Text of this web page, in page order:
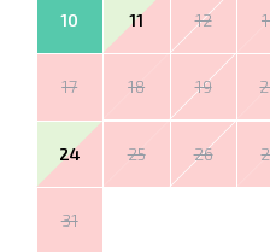
10 11 12
17 18 19
24 25 26
31